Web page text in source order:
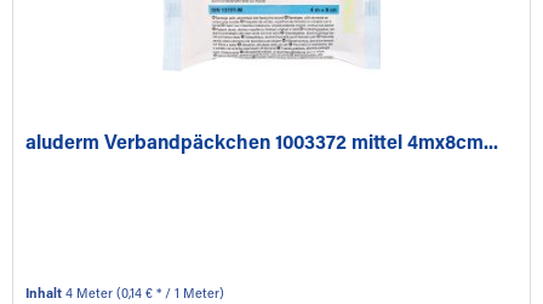
aluderm Verbandpäckchen 1003372 mittel 4mx8cm...
Inhalt4 Meter(0,14 € * / 1 Meter)